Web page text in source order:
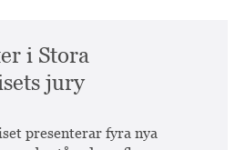
i Stora
jury
presenterar fyra nya